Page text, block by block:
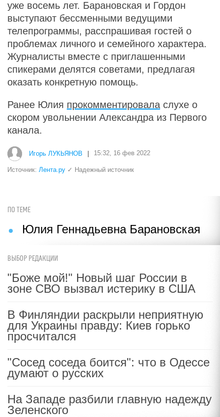
уже восемь лет. Барановская и Гордон
выступают бессменными ведущими
телепрограммы, расспрашивая гостей о
проблемах личного и семейного характера.
Журналисты вместе с приглашенными
спикерами делятся советами, предлагая
оказать конкретную помощь.
Ранее Юлия прокомментировала слухе о
скором увольнении Александра из Первого
канала.
Игорь ЛУКЬЯНОВ 15:32, 16 фев 2022
Источник: Лента.ру ✓ Надежный источник
ПО ТЕМЕ
Юлия Геннадьевна Барановская
ВЫБОР РЕДАКЦИИ
"Боже мой!" Новый шаг России в
зоне СВО вызвал истерику в США
В Финляндии раскрыли неприятную
для Украины правду: Киев горько
просчитался
"Сосед соседа боится": что в Одессе
думают о русских
На Западе разбили главную надежду
Зеленского